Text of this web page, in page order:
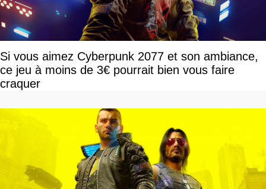
Si vous aimez Cyberpunk 2077 et son ambiance,
ce jeu à moins de 3€ pourrait bien vous faire
craquer